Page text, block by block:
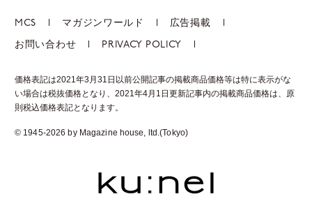
MCS マガジンワールド 広告掲載
お問い合わせ PRIVACY POLICY
価格表記は2021年3月31日以前公開記事の掲載商品価格等は特に表示がな
い場合は税抜価格となり、2021年4月1日更新記事内の掲載商品価格は、 原
則税込価格表記となります。
© 1945-2026 by Magazine house, ltd.(Tokyo)